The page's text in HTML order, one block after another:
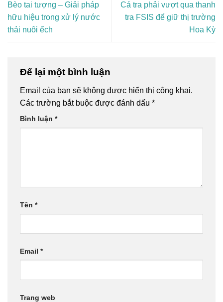
Bèo tai tượng – Giải pháp
hữu hiệu trong xử lý nước
thải nuôi ếch
Cá tra phải vượt qua thanh
tra FSIS để giữ thị trường
Hoa Kỳ
Để lại một bình luận
Email của bạn sẽ không được hiển thị công khai.
Các trường bắt buộc được đánh dấu *
Bình luận *
Tên *
Email *
Trang web